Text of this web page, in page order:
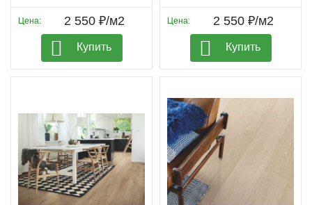
Цена: 2 550 ₽/м2
Купить
Цена: 2 550 ₽/м2
Купить